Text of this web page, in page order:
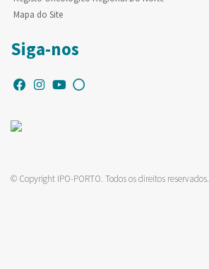
Mapa do Site
Siga-nos
© Copyright IPO-PORTO. Todos os direitos reservados.